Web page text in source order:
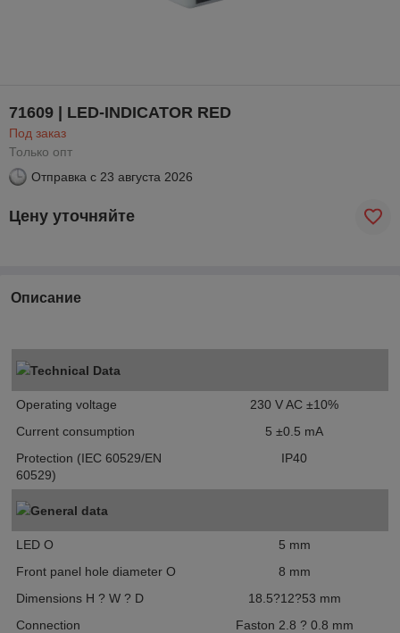
71609 | LED-INDICATOR RED
Под заказ
Только опт
Отправка с 23 августа 2026
Цену уточняйте
Описание
Technical Data
Operating voltage
230 V AC ±10%
Current consumption
5 ±0.5 mA
Protection (IEC 60529/EN
60529)
IP40
General data
LED O
5 mm
Front panel hole diameter O
8 mm
Dimensions H ? W ? D
18.5?12?53 mm
Connection
Faston 2.8 ? 0.8 mm